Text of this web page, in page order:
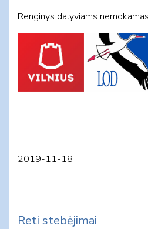
Renginys dalyviams
2019-11-18
Reti stebėjimai